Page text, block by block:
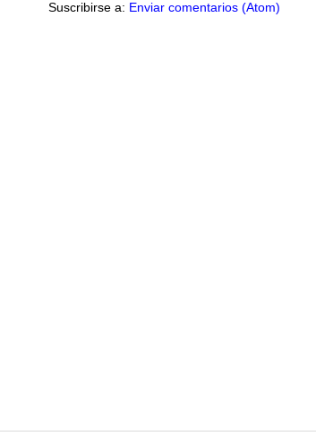
Suscribirse a: Enviar comentarios (Atom)